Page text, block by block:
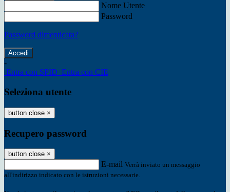
Nome Utente
Password
Password dimenticata?
-
Entra con SPID Entra con CIE
Seleziona utente
button close ×
Recupero password
button close ×
E-mail Verrà inviato un messaggio
all'indirizzo indicato con le istruzioni necessarie.